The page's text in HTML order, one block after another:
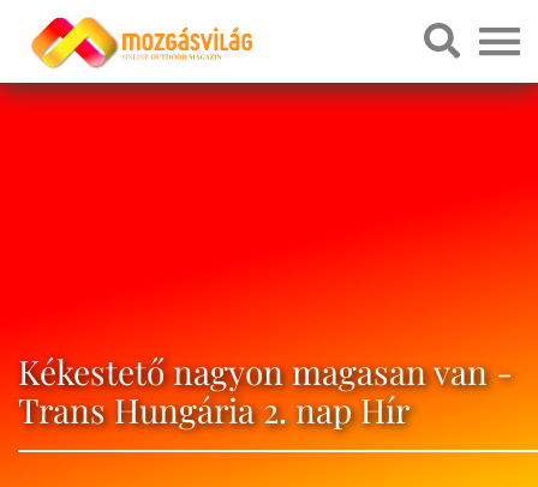
Kékestető nagyon magasan van -
Trans Hungária 2. nap Hír